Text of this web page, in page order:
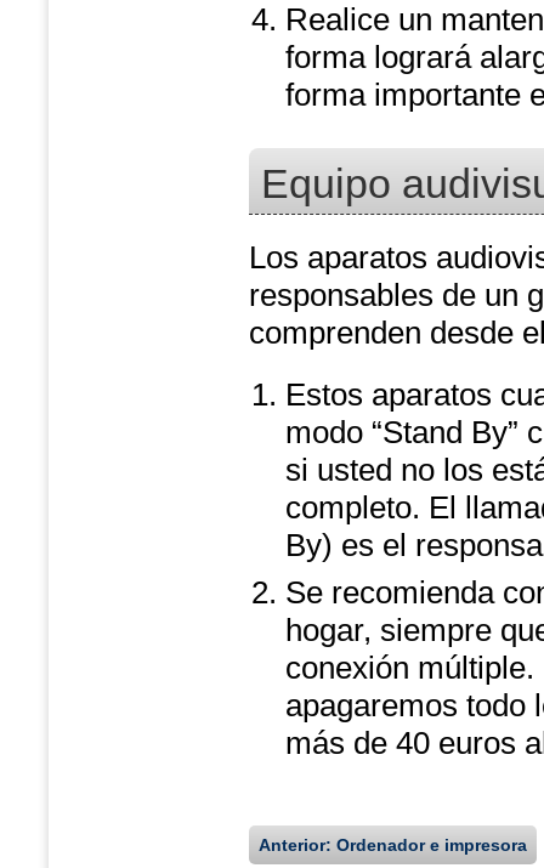
Realice un
forma logrará
forma importante
Equipo
Los aparatos
responsables de un
comprenden desde
Estos aparatos
modo “Stand By”
si usted no los
completo. El
By) es el
Se recomienda
hogar, siempre
conexión
apagaremos todo
más de 40 euros
Anterior: Ordenador e impresora